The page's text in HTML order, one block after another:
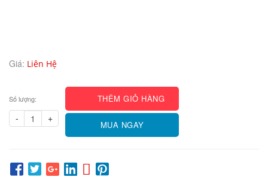
Giá: Liên Hệ
Số lượng:
- +
THÊM GIỎ HÀNG
MUA NGAY